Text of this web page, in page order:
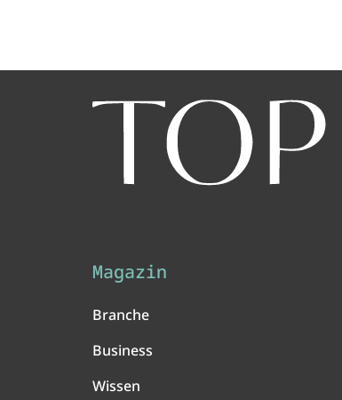
Magazin
Branche
Business
Wissen